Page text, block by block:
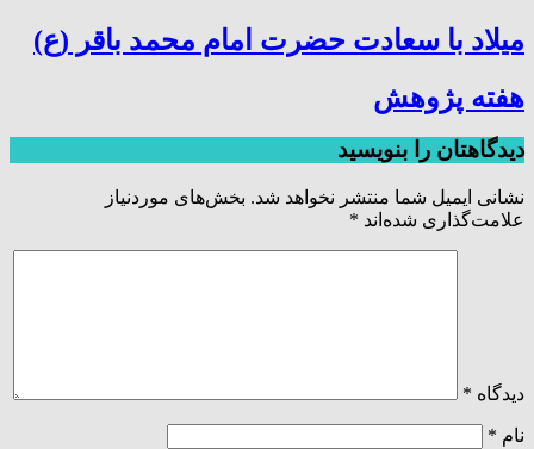
میلاد با سعادت حضرت امام محمد باقر (ع)
هفته پژوهش
دیدگاهتان را بنویسید
نشانی ایمیل شما منتشر نخواهد شد. بخش‌های موردنیاز
علامت‌گذاری شده‌اند *
دیدگاه *
نام *